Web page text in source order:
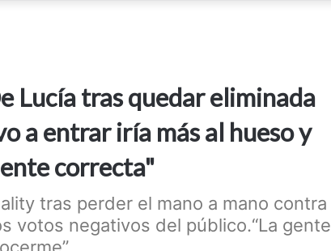
Lucía tras quedar eliminada
a entrar iría más al hueso y
correcta"
tras perder el mano a mano contra
votos negativos del público.“La gente